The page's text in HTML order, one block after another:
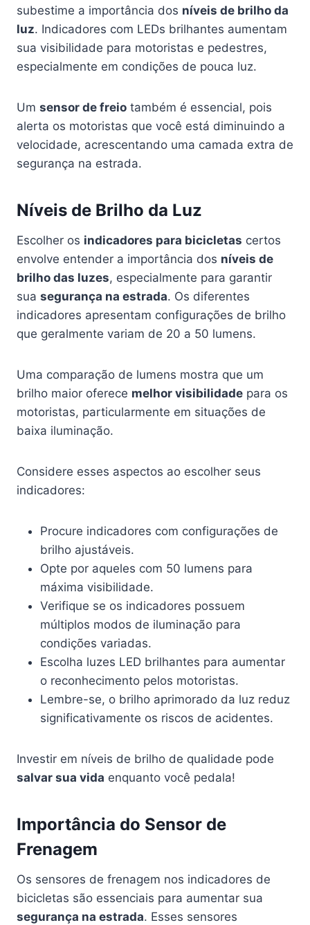
subestime a importância dos níveis de brilho da
luz. Indicadores com LEDs brilhantes aumentam
sua visibilidade para motoristas e pedestres,
especialmente em condições de pouca luz.
Um sensor de freio também é essencial, pois
alerta os motoristas que você está diminuindo a
velocidade, acrescentando uma camada extra de
segurança na estrada.
Níveis de Brilho da Luz
Escolher os indicadores para bicicletas certos
envolve entender a importância dos níveis de
brilho das luzes, especialmente para garantir
sua segurança na estrada. Os diferentes
indicadores apresentam configurações de brilho
que geralmente variam de 20 a 50 lumens.
Uma comparação de lumens mostra que um
brilho maior oferece melhor visibilidade para os
motoristas, particularmente em situações de
baixa iluminação.
Considere esses aspectos ao escolher seus
indicadores:
Procure indicadores com configurações de
brilho ajustáveis.
Opte por aqueles com 50 lumens para
máxima visibilidade.
Verifique se os indicadores possuem
múltiplos modos de iluminação para
condições variadas.
Escolha luzes LED brilhantes para aumentar
o reconhecimento pelos motoristas.
Lembre-se, o brilho aprimorado da luz reduz
significativamente os riscos de acidentes.
Investir em níveis de brilho de qualidade pode
salvar sua vida enquanto você pedala!
Importância do Sensor de
Frenagem
Os sensores de frenagem nos indicadores de
bicicletas são essenciais para aumentar sua
segurança na estrada. Esses sensores